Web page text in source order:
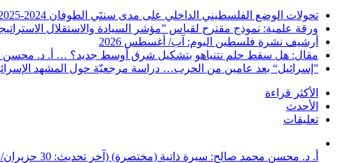
تحولات الوضع الفلسطيني الداخلي على مدى سنتَي الطوفان 2024-2025 … دراسة مستلة من التقرير الاستراتيجي الفلسطيني متاحة للتحميل المجاني
ورقة علمية: نموذج مقترح لقياس ”مؤشر السيادة والاستقلال
أرشيف نشرة فلسطين اليوم: آب/ أغسطس 2026
مقال: هل سقط حلم نتنياهو بتشكيل شرق أوسط جديد؟ … أ. د. محسن
”إسرائيل“ بعد عامين من الحرب… دراسة مرجعيّة حول المشهد الإسرائيلي من ”التقرير
الأكثر قراءة
الأحدث
تعليقات
أ. د. محسن محمد صالح: سيرة ذاتية (مختصرة) (آخر تحديث: 30 حزيران/ يونيو 2026)